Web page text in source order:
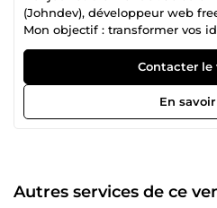
(Johndev), développeur web
Mon objectif : transformer vos
rentables. Développement web
modernes, responsives et
ReactJS, PHP, etc.). Rédaction
optimisés pour Google
de booster votre visibilité.
développe et optimise votre
convaincre vos visiteurs. Mon
Contacter le
En
Autres services de ce